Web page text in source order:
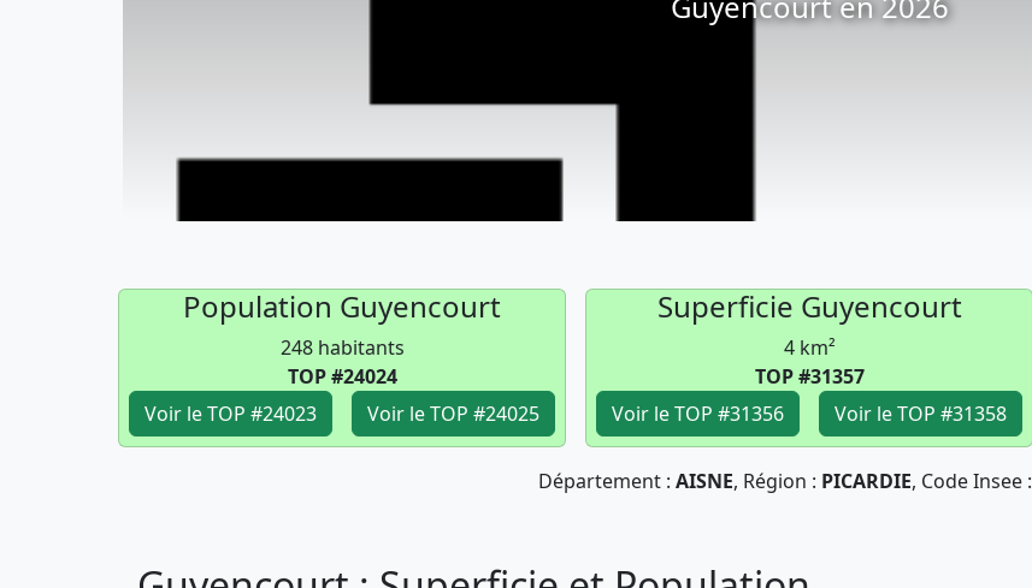
Population Guyencourt
248 habitants
TOP #24024
Voir le TOP #24023
Voir le TOP #24025
Superficie Guyencourt
4 km²
TOP #31357
Voir le TOP #31356
Voir le TOP #31358
Département : AISNE, Région : PICARDIE, Code Insee :